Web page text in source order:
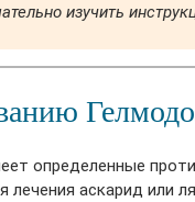
изучить
определенные
аскарид или